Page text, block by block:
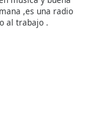
,es una radio
al trabajo .